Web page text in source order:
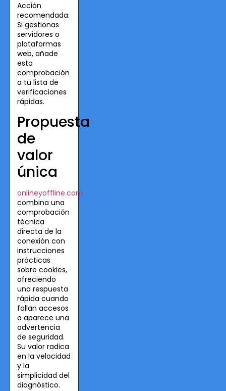
Acción
recomendada:
Si gestionas
servidores o
plataformas
web, añade
esta
comprobación
a tu lista de
verificaciones
rápidas.
Propuesta
de
valor
única
onlineyoffline.com
combina una
comprobación
técnica
directa de la
conexión con
instrucciones
prácticas
sobre cookies,
ofreciendo
una respuesta
rápida cuando
fallan accesos
o aparece una
advertencia
de seguridad.
Su valor radica
en la velocidad
y la
simplicidad del
diagnóstico.